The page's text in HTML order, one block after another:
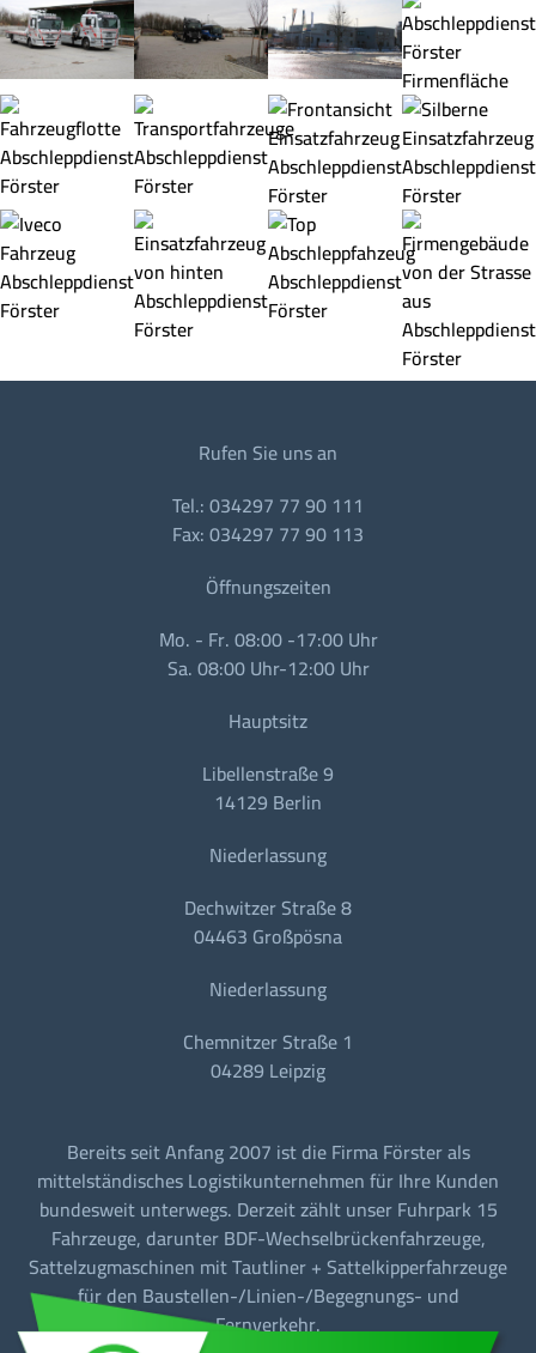
Rufen Sie uns an
Tel.: 034297 77 90 111
Fax: 034297 77 90 113
Öffnungszeiten
Mo. - Fr. 08:00 -17:00 Uhr
Sa. 08:00 Uhr-12:00 Uhr
Hauptsitz
Libellenstraße 9
14129 Berlin
Niederlassung
Dechwitzer Straße 8
04463 Großpösna
Niederlassung
Chemnitzer Straße 1
04289 Leipzig
Bereits seit Anfang 2007 ist die Firma Förster als
mittelständisches Logistikunternehmen für Ihre Kunden
bundesweit unterwegs. Derzeit zählt unser Fuhrpark 15
Fahrzeuge, darunter BDF-Wechselbrückenfahrzeuge,
Sattelzugmaschinen mit Tautliner + Sattelkipperfahrzeuge
für den Baustellen-/Linien-/Begegnungs- und
Fernverkehr.